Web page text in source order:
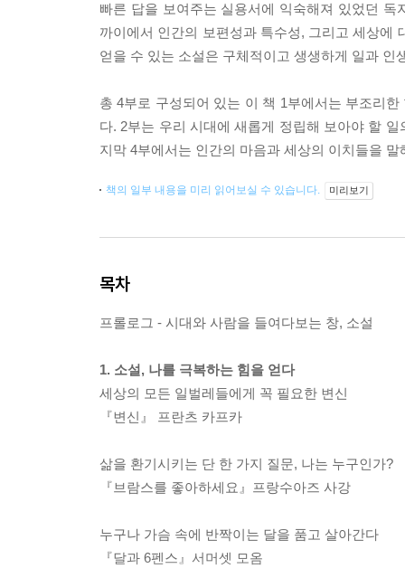
빠른 답을 보여주는 실용서에 익숙해져 있었던
까이에서 인간의 보편성과 특수성, 그리고 세상에
얻을 수 있는 소설은 구체적이고 생생하게 일과 인
총 4부로 구성되어 있는 이 책 1부에서는 부조리
다. 2부는 우리 시대에 새롭게 정립해 보아야 할
지막 4부에서는 인간의 마음과 세상의 이치들을
책의 일부 내용을 미리 읽어보실 수 있습니다. 미리보기
목차
프롤로그 - 시대와 사람을 들여다보는 창, 소설
1. 소설, 나를 극복하는 힘을 얻다
세상의 모든 일벌레들에게 꼭 필요한 변신
『변신』 프란츠 카프카
삶을 환기시키는 단 한 가지 질문, 나는 누구인가?
『브람스를 좋아하세요』프랑수아즈 사강
누구나 가슴 속에 반짝이는 달을 품고 살아간다
『달과 6펜스』서머셋 모옴